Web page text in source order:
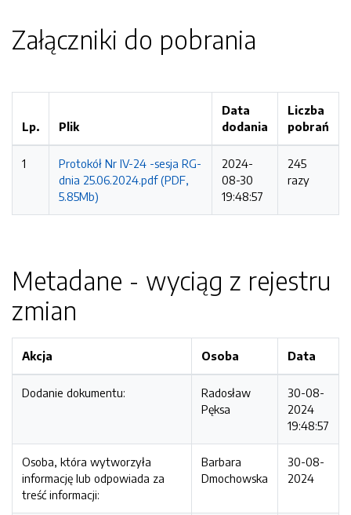
Załączniki do pobrania
Lp. Plik
Data
dodania
Liczba
pobrań
1
Protokół Nr IV-24 -sesja RG-
dnia 25.06.2024.pdf (PDF,
5.85Mb)
2024-
08-30
19:48:57
245
razy
Metadane - wyciąg z rejestru
zmian
Akcja Osoba Data
Dodanie dokumentu:
Radosław
Pęksa
30-08-
2024
19:48:57
Osoba, która wytworzyła
informację lub odpowiada za
treść informacji:
Barbara
Dmochowska
30-08-
2024